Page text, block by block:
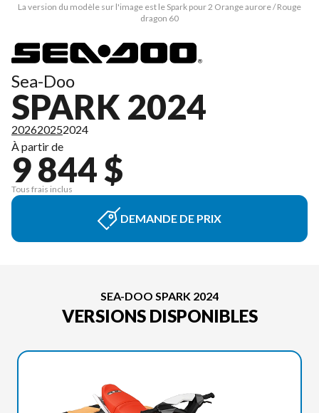
La version du modèle sur l'image est le Spark pour 2 Orange aurore / Rouge
dragon 60
Sea-Doo
SPARK 2024
202620252024
À partir de
9 844 $
Tous frais inclus
DEMANDE DE PRIX
SEA-DOO SPARK 2024
VERSIONS DISPONIBLES